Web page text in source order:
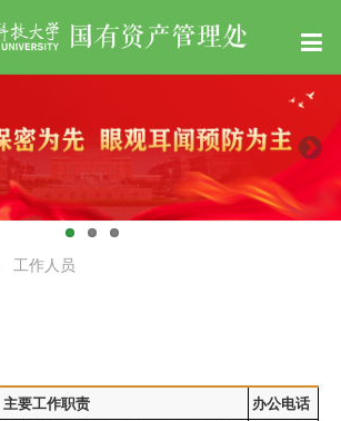
工作人员
主要工作职责 办公电话